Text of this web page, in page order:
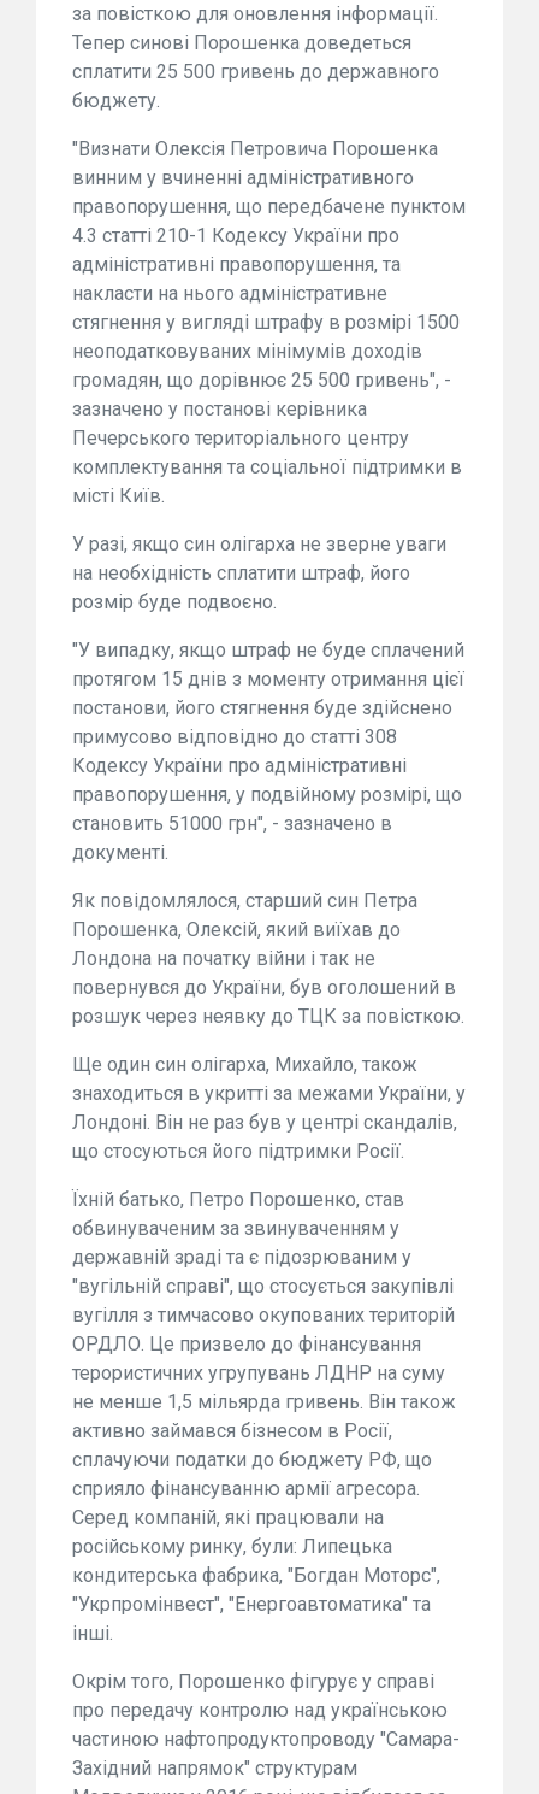
за повісткою для оновлення інформації.
Тепер синові Порошенка доведеться
сплатити 25 500 гривень до державного
бюджету.
"Визнати Олексія Петровича Порошенка
винним у вчиненні адміністративного
правопорушення, що передбачене пунктом
4.3 статті 210-1 Кодексу України про
адміністративні правопорушення, та
накласти на нього адміністративне
стягнення у вигляді штрафу в розмірі 1500
неоподатковуваних мінімумів доходів
громадян, що дорівнює 25 500 гривень", -
зазначено у постанові керівника
Печерського територіального центру
комплектування та соціальної підтримки в
місті Київ.
У разі, якщо син олігарха не зверне уваги
на необхідність сплатити штраф, його
розмір буде подвоєно.
"У випадку, якщо штраф не буде сплачений
протягом 15 днів з моменту отримання цієї
постанови, його стягнення буде здійснено
примусово відповідно до статті 308
Кодексу України про адміністративні
правопорушення, у подвійному розмірі, що
становить 51000 грн", - зазначено в
документі.
Як повідомлялося, старший син Петра
Порошенка, Олексій, який виїхав до
Лондона на початку війни і так не
повернувся до України, був оголошений в
розшук через неявку до ТЦК за повісткою.
Ще один син олігарха, Михайло, також
знаходиться в укритті за межами України, у
Лондоні. Він не раз був у центрі скандалів,
що стосуються його підтримки Росії.
Їхній батько, Петро Порошенко, став
обвинуваченим за звинуваченням у
державній зраді та є підозрюваним у
"вугільній справі", що стосується закупівлі
вугілля з тимчасово окупованих територій
ОРДЛО. Це призвело до фінансування
терористичних угрупувань ЛДНР на суму
не менше 1,5 мільярда гривень. Він також
активно займався бізнесом в Росії,
сплачуючи податки до бюджету РФ, що
сприяло фінансуванню армії агресора.
Серед компаній, які працювали на
російському ринку, були: Липецька
кондитерська фабрика, "Богдан Моторс",
"Укрпромінвест", "Енергоавтоматика" та
інші.
Окрім того, Порошенко фігурує у справі
про передачу контролю над українською
частиною нафтопродуктопроводу "Самара-
Західний напрямок" структурам